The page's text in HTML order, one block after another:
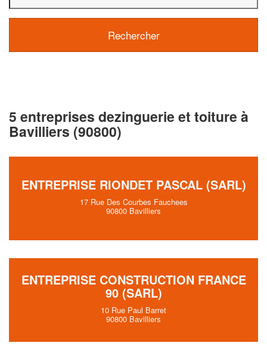
5 entreprises dezinguerie et toiture à
Bavilliers (90800)
ENTREPRISE RIONDET PASCAL (SARL)
17 Rue Des Courbes Fauchees
90800 Bavilliers
ENTREPRISE CONSTRUCTION FRANCE
90 (SARL)
10 Rue Paul Barret
90800 Bavilliers